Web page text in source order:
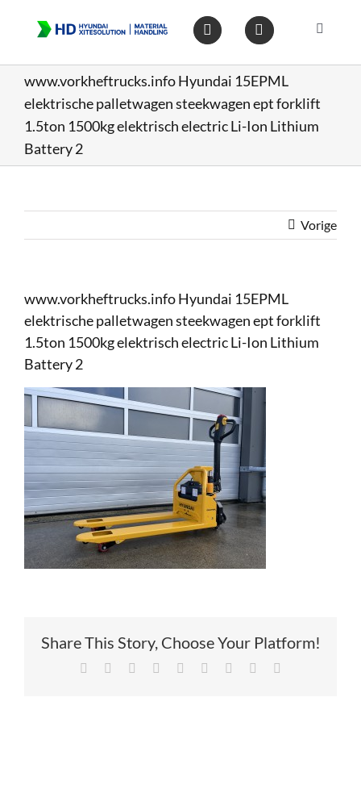
inhoud
Toggle
Op
www.vorkheftrucks.info Hyundai 15EPML
elektrische palletwagen steekwagen ept forklift
1.5ton 1500kg elektrisch electric Li-Ion Lithium
Battery 2
Vorige
www.vorkheftrucks.info Hyundai 15EPML
elektrische palletwagen steekwagen ept forklift
1.5ton 1500kg elektrisch electric Li-Ion Lithium
Battery 2
Share This Story, Choose Your Platform!
Facebook Reddit LinkedIn
TumblrPinterest Xing